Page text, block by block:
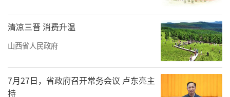
清凉三晋 消费升温
山西省人民政府
7月27日，省政府召开常务会议 卢东亮主
持